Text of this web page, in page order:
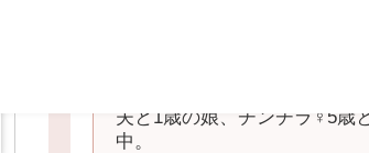
夫と1歳の娘、チンチラ♀5歳
中。